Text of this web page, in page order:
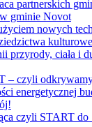
partnerskich
gminie Novot
nowych
przyrody, ciała i
– czyli
energetycznej
czyli START